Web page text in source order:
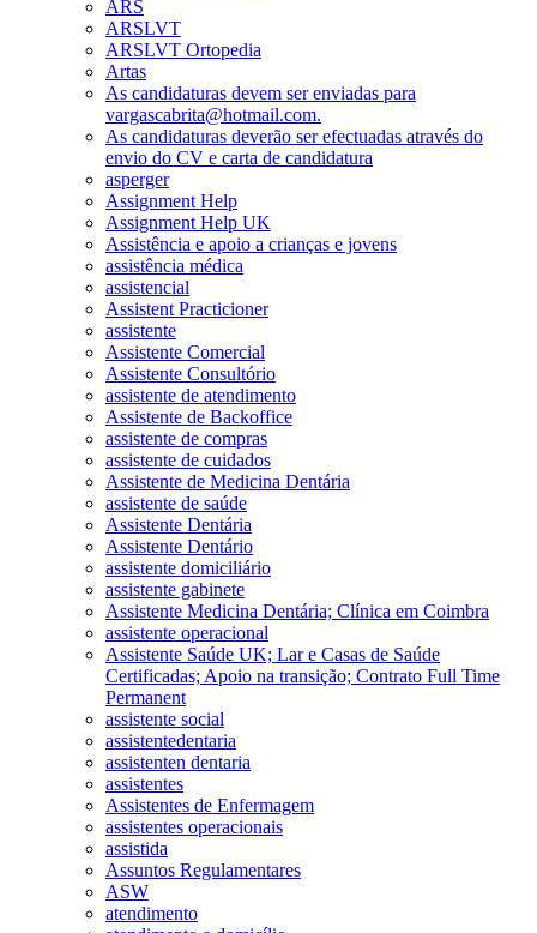
ARS
ARSLVT
ARSLVT Ortopedia
Artas
As candidaturas devem ser enviadas para
vargascabrita@hotmail.com.
As candidaturas deverão ser efectuadas através do
envio do CV e carta de candidatura
asperger
Assignment Help
Assignment Help UK
Assistência e apoio a crianças e jovens
assistência médica
assistencial
Assistent Practicioner
assistente
Assistente Comercial
Assistente Consultório
assistente de atendimento
Assistente de Backoffice
assistente de compras
assistente de cuidados
Assistente de Medicina Dentária
assistente de saúde
Assistente Dentária
Assistente Dentário
assistente domiciliário
assistente gabinete
Assistente Medicina Dentária; Clínica em Coimbra
assistente operacional
Assistente Saúde UK; Lar e Casas de Saúde
Certificadas; Apoio na transição; Contrato Full Time
Permanent
assistente social
assistentedentaria
assistenten dentaria
assistentes
Assistentes de Enfermagem
assistentes operacionais
assistida
Assuntos Regulamentares
ASW
atendimento